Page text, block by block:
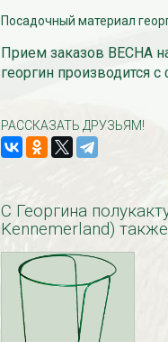
Посадочный материал
Прием заказов ВЕСНА
георгин производится
РАССКАЗАТЬ ДРУЗЬЯМ!
С Георгина
Kennemerland)